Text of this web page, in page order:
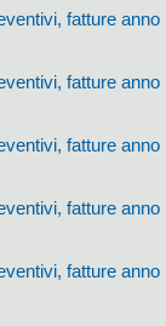
fatture anno
fatture anno
fatture anno
fatture anno
fatture anno